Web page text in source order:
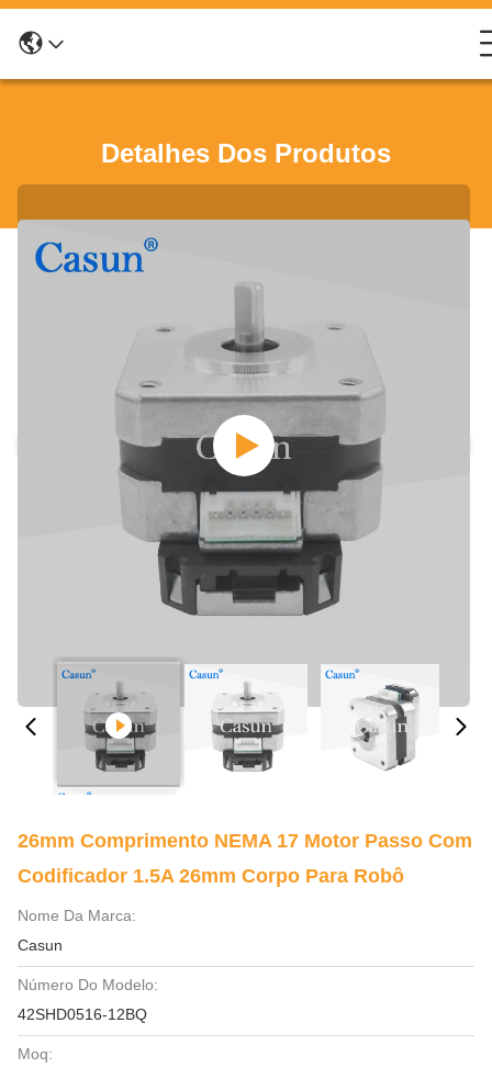
Detalhes Dos Produtos
26mm Comprimento NEMA 17 Motor Passo Com
Codificador 1.5A 26mm Corpo Para Robô
Nome Da Marca:
Casun
Número Do Modelo:
42SHD0516-12BQ
Moq: